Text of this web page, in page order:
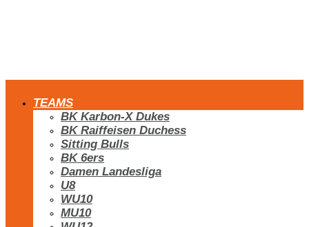
TEAMS
BK Karbon-X Dukes
BK Raiffeisen Duchess
Sitting Bulls
BK 6ers
Damen Landesliga
U8
WU10
MU10